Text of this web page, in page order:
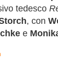
tedesco
, con
e